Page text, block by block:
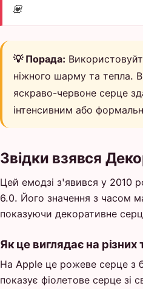
💟
💡 Порада:
ніжного шарму та тепла.
яскраво-червоне серце
інтенсивним або
Звідки взявся
Цей емодзі з'явився у 2010
6.0. Його значення з часом
показуючи декоративне
Як це виглядає на
На Apple це рожеве серце з
показує фіолетове серце зі